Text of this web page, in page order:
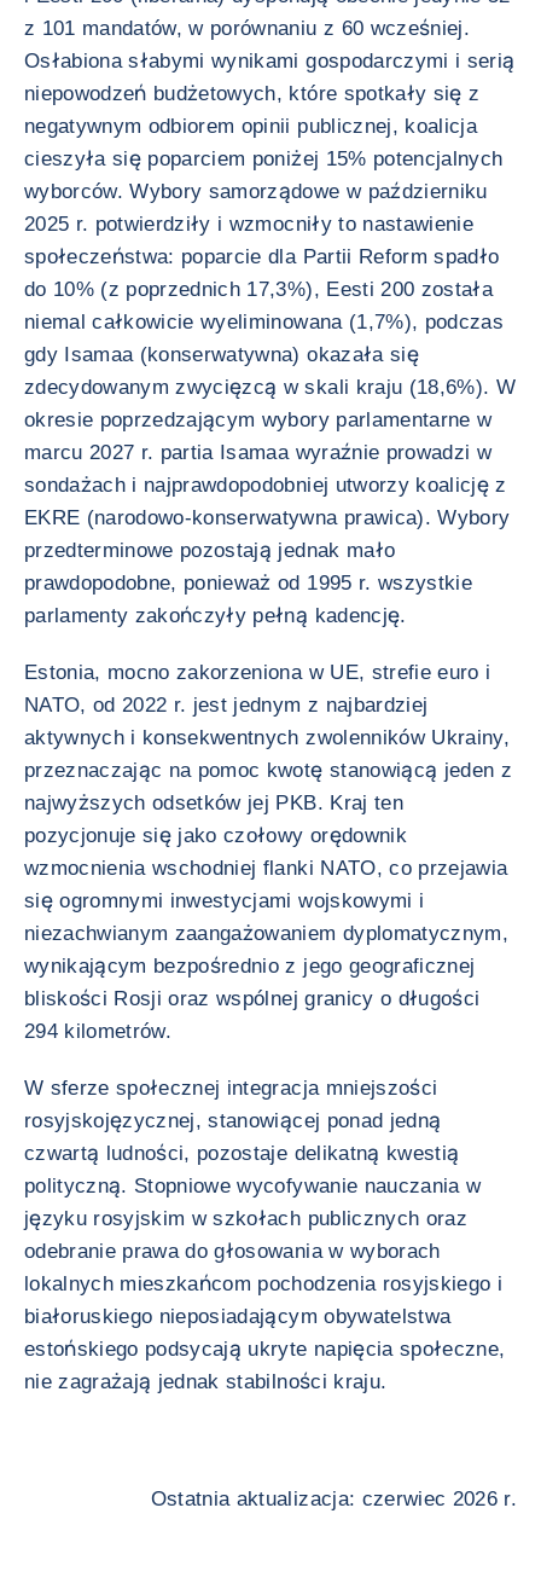
z 101 mandatów, w porównaniu z 60 wcześniej.
Osłabiona słabymi wynikami gospodarczymi i serią
niepowodzeń budżetowych, które spotkały się z
negatywnym odbiorem opinii publicznej, koalicja
cieszyła się poparciem poniżej 15% potencjalnych
wyborców. Wybory samorządowe w październiku
2025 r. potwierdziły i wzmocniły to nastawienie
społeczeństwa: poparcie dla Partii Reform spadło
do 10% (z poprzednich 17,3%), Eesti 200 została
niemal całkowicie wyeliminowana (1,7%), podczas
gdy Isamaa (konserwatywna) okazała się
zdecydowanym zwycięzcą w skali kraju (18,6%). W
okresie poprzedzającym wybory parlamentarne w
marcu 2027 r. partia Isamaa wyraźnie prowadzi w
sondażach i najprawdopodobniej utworzy koalicję z
EKRE (narodowo-konserwatywna prawica). Wybory
przedterminowe pozostają jednak mało
prawdopodobne, ponieważ od 1995 r. wszystkie
parlamenty zakończyły pełną kadencję.
Estonia, mocno zakorzeniona w UE, strefie euro i
NATO, od 2022 r. jest jednym z najbardziej
aktywnych i konsekwentnych zwolenników Ukrainy,
przeznaczając na pomoc kwotę stanowiącą jeden z
najwyższych odsetków jej PKB. Kraj ten
pozycjonuje się jako czołowy orędownik
wzmocnienia wschodniej flanki NATO, co przejawia
się ogromnymi inwestycjami wojskowymi i
niezachwianym zaangażowaniem dyplomatycznym,
wynikającym bezpośrednio z jego geograficznej
bliskości Rosji oraz wspólnej granicy o długości
294 kilometrów.
W sferze społecznej integracja mniejszości
rosyjskojęzycznej, stanowiącej ponad jedną
czwartą ludności, pozostaje delikatną kwestią
polityczną. Stopniowe wycofywanie nauczania w
języku rosyjskim w szkołach publicznych oraz
odebranie prawa do głosowania w wyborach
lokalnych mieszkańcom pochodzenia rosyjskiego i
białoruskiego nieposiadającym obywatelstwa
estońskiego podsycają ukryte napięcia społeczne,
nie zagrażają jednak stabilności kraju.
Ostatnia aktualizacja: czerwiec 2026 r.